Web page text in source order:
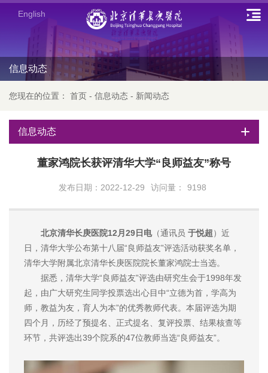
English
信息动态
您现在的位置： 首页 - 信息动态 - 新闻动态
信息动态
董家鸿院长获评清华大学“良师益友”称号
发布日期：2022-12-29 访问量： 9198
北京清华长庚医院12月29日电（通讯员 于悦超）近
日，清华大学公布第十八届“良师益友”评选活动获奖名单，
清华大学附属北京清华长庚医院院长董家鸿院士当选。
据悉，清华大学“良师益友”评选由研究生会于1998年发
起，由广大研究生同学投票选出心目中“立德为首，学高为
师，教益为友，育人为本”的优秀教师代表。本届评选为期
四个月，历经了预提名、正式提名、复评投票、结果核查等
环节，共评选出39个院系的47位教师当选“良师益友”。